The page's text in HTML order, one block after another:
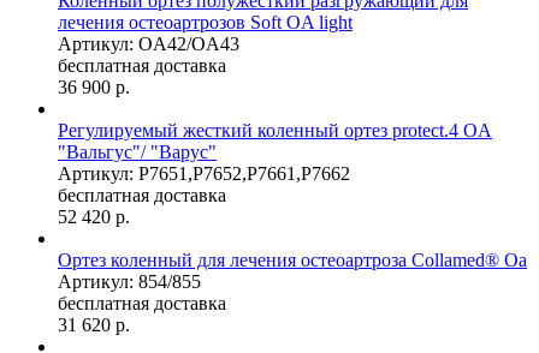
лечения остеоартрозов Soft OA light
Артикул: OA42/OA43
бесплатная доставка
36 900 р.
Регулируемый жесткий коленный ортез protect.4 OA
"Вальгус"/ "Варус"
Артикул: P7651,P7652,P7661,P7662
бесплатная доставка
52 420 р.
Ортез коленный для лечения остеоартроза Collamed® Oa
Артикул: 854/855
бесплатная доставка
31 620 р.